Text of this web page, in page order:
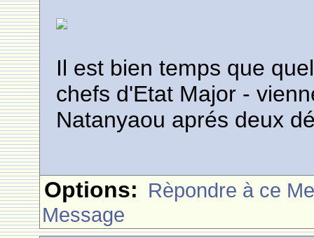
Il est bien temps que
chefs d'Etat Major -
Natanyaou aprés deux
Options: Rèpondre à ce
Message